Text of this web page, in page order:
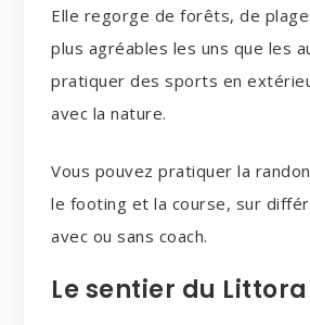
Elle regorge de forêts, de
plus agréables les uns que les
pratiquer des sports en
avec la nature.
Vous pouvez pratiquer la
le footing et la course, sur
avec ou sans coach.
Le sentier du